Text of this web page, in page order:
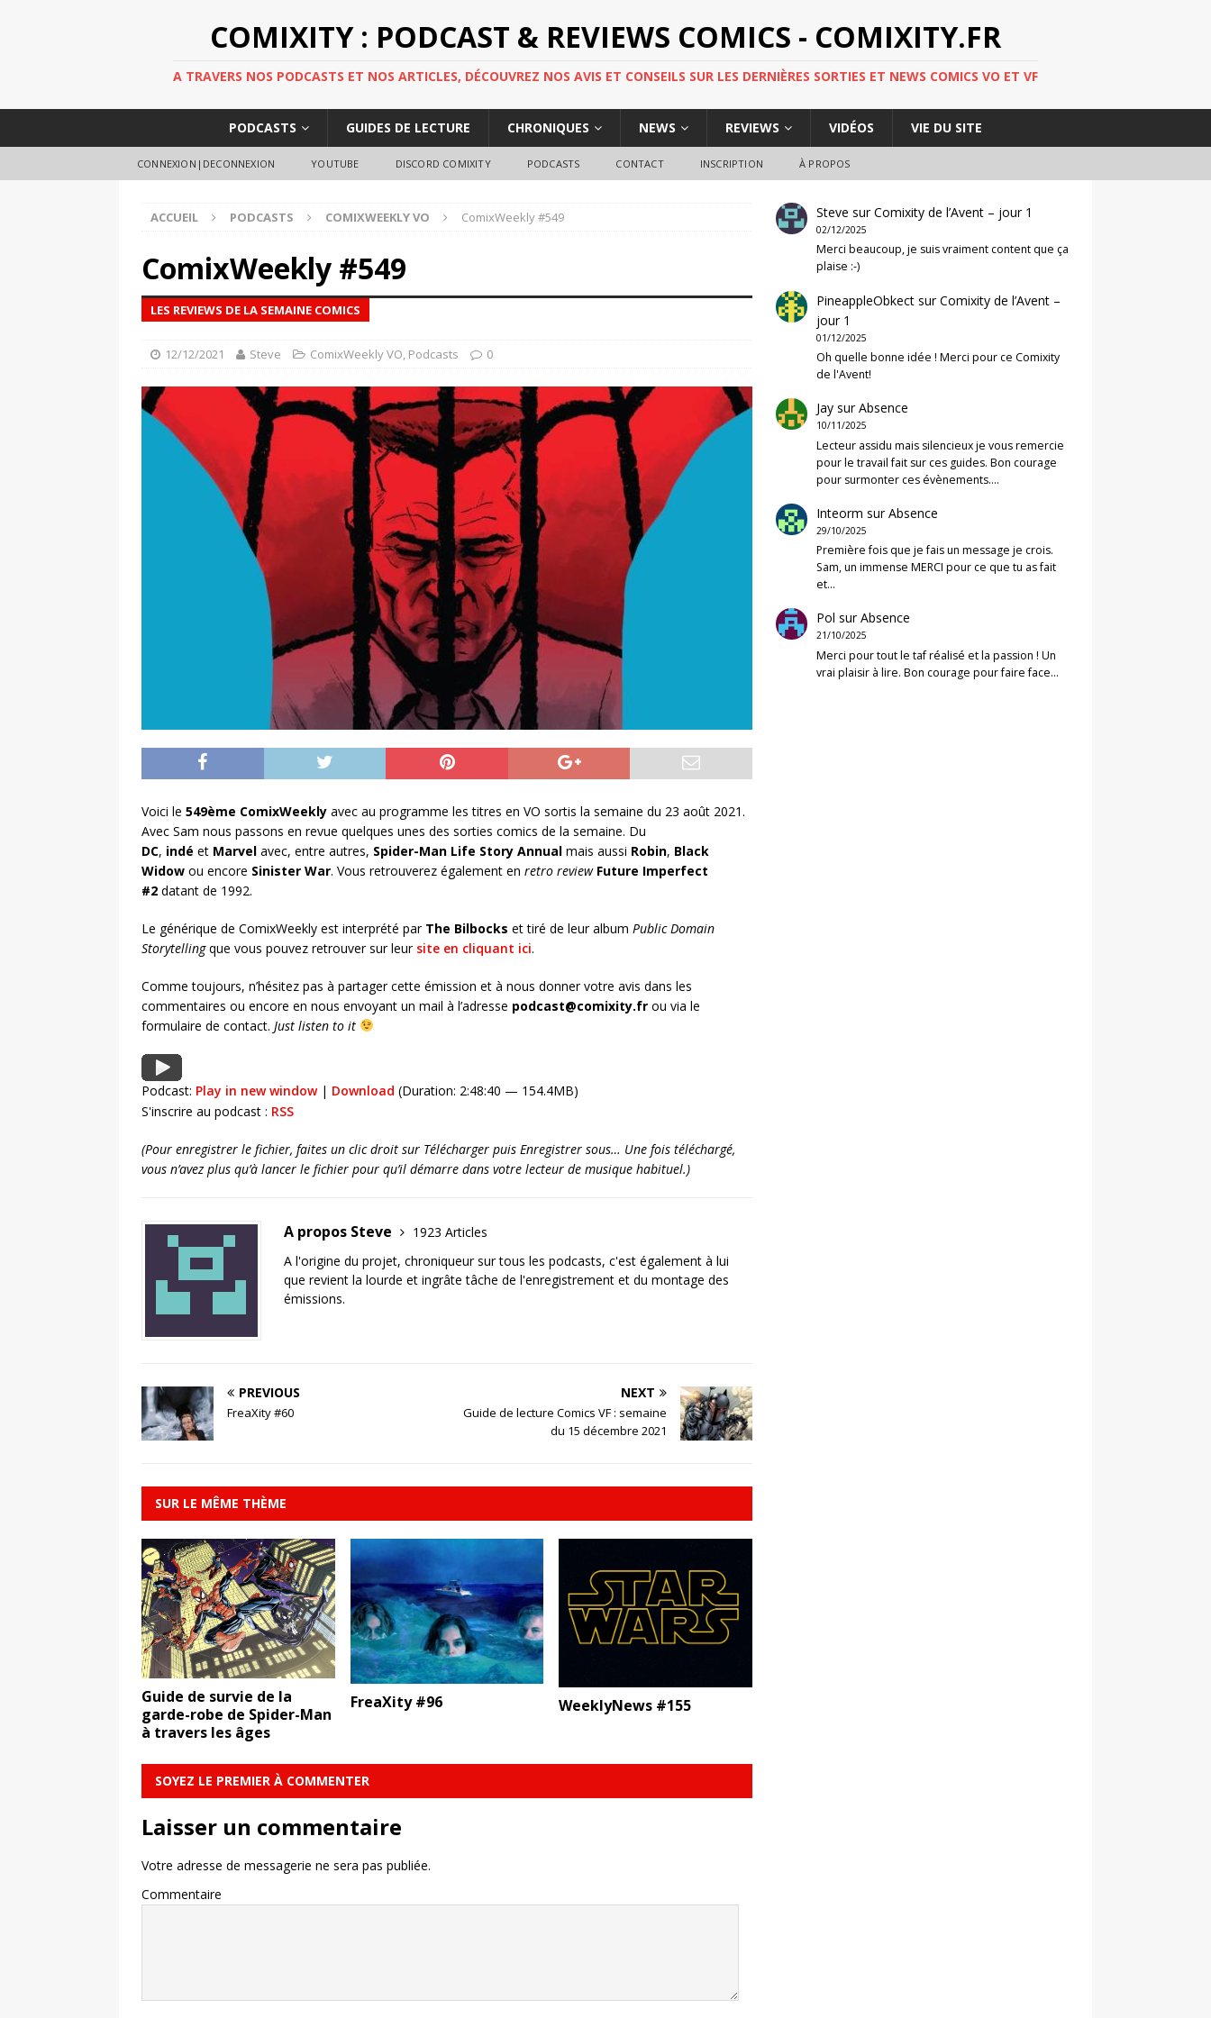
COMIXITY : PODCAST & REVIEWS COMICS - COMIXITY.FR
A TRAVERS NOS PODCASTS ET NOS ARTICLES, DÉCOUVREZ NOS AVIS ET CONSEILS SUR LES DERNIÈRES SORTIES ET NEWS COMICS VO ET VF
PODCASTS GUIDES DE LECTURE CHRONIQUES NEWS REVIEWS VIDÉOS VIE DU SITE
CONNEXION|DECONNEXION YOUTUBE DISCORD COMIXITY PODCASTS CONTACT INSCRIPTION À PROPOS
ACCUEIL PODCASTS COMIXWEEKLY VO ComixWeekly #549
ComixWeekly #549
LES REVIEWS DE LA SEMAINE COMICS
12/12/2021 Steve ComixWeekly VO, Podcasts 0
Voici le 549ème ComixWeekly avec au programme les titres en VO sortis la semaine du 23 août 2021.
Avec Sam nous passons en revue quelques unes des sorties comics de la semaine. Du
DC, indé et Marvel avec, entre autres, Spider-Man Life Story Annual mais aussi Robin, Black
Widow ou encore Sinister War. Vous retrouverez également en retro review Future Imperfect
#2 datant de 1992.
Le générique de ComixWeekly est interprété par The Bilbocks et tiré de leur album Public Domain
Storytellingque vous pouvez retrouver sur leur site en cliquant ici.
Comme toujours, n’hésitez pas à partager cette émission et à nous donner votre avis dans les
commentaires ou encore en nous envoyant un mail à l’adresse podcast@comixity.fr ou via le
formulaire de contact. Just listen to it
Podcast: Play in new window| Download (Duration: 2:48:40 — 154.4MB)
S'inscrire au podcast : RSS
(Pour enregistrer le fichier, faites un clic droit sur Télécharger puis Enregistrer sous… Une fois téléchargé,
vous n’avez plus qu’à lancer le fichier pour qu’il démarre dans votre lecteur de musique habituel.)
A propos Steve
1923 Articles
A l'origine du projet, chroniqueur sur tous les podcasts, c'est également à lui
que revient la lourde et ingrâte tâche de l'enregistrement et du montage des
émissions.
PREVIOUS
FreaXity #60
NEXT
Guide de lecture Comics VF : semaine
du 15 décembre 2021
SUR LE MÊME THÈME
Guide de survie de la
garde-robe de Spider-Man
à travers les âges
FreaXity #96 WeeklyNews #155
SOYEZ LE PREMIER À COMMENTER
Laisser un commentaire
Votre adresse de messagerie ne sera pas publiée.
Commentaire
Steve surComixity de l’Avent – jour 1
02/12/2025
Merci beaucoup, je suis vraiment content que ça
plaise :-)
PineappleObkect surComixity de l’Avent –
jour 1
01/12/2025
Oh quelle bonne idée ! Merci pour ce Comixity
de l'Avent!
Jay surAbsence
10/11/2025
Lecteur assidu mais silencieux je vous remercie
pour le travail fait sur ces guides. Bon courage
pour surmonter ces évènements.…
Inteorm surAbsence
29/10/2025
Première fois que je fais un message je crois.
Sam, un immense MERCI pour ce que tu as fait
et…
Pol surAbsence
21/10/2025
Merci pour tout le taf réalisé et la passion ! Un
vrai plaisir à lire. Bon courage pour faire face…